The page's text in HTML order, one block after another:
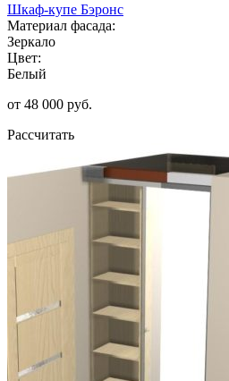
Шкаф-купе Бэронс
Материал фасада:
Зеркало
Цвет:
Белый
от 48 000 руб.
Рассчитать